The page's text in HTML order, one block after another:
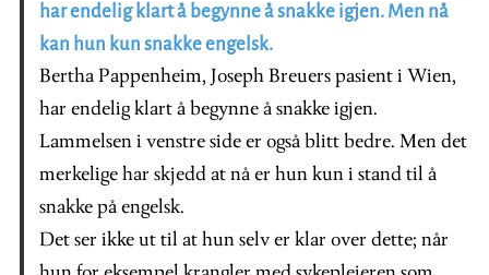
har endelig klart å begynne å snakke igjen. Men nå
kan hun kun snakke engelsk.
Bertha Pappenheim, Joseph Breuers pasient i Wien,
har endelig klart å begynne å snakke igjen.
Lammelsen i venstre side er også blitt bedre. Men det
merkelige har skjedd at nå er hun kun i stand til å
snakke på engelsk.
Det ser ikke ut til at hun selv er klar over dette; når